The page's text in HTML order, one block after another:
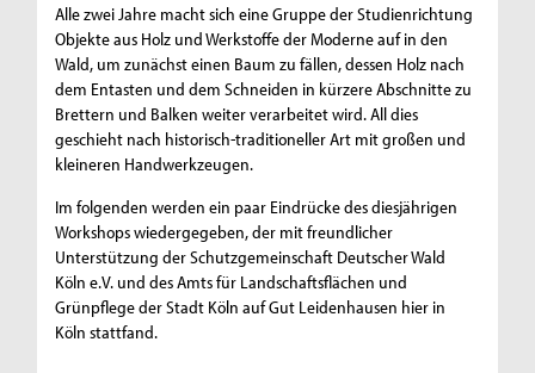
Alle zwei Jahre macht sich eine Gruppe der Studienrichtung
Objekte aus Holz und Werkstoffe der Moderne auf in den
Wald, um zunächst einen Baum zu fällen, dessen Holz nach
dem Entasten und dem Schneiden in kürzere Abschnitte zu
Brettern und Balken weiter verarbeitet wird. All dies
geschieht nach historisch-traditioneller Art mit großen und
kleineren Handwerkzeugen.
Im folgenden werden ein paar Eindrücke des diesjährigen
Workshops wiedergegeben, der mit freundlicher
Unterstützung der Schutzgemeinschaft Deutscher Wald
Köln e.V. und des Amts für Landschaftsflächen und
Grünpflege der Stadt Köln auf Gut Leidenhausen hier in
Köln stattfand.